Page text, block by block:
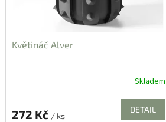
Květináč Alver
Skladem
272 Kč / ks
DETAIL